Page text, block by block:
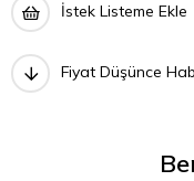
İstek Listeme Ekle
Fiyat Düşünce